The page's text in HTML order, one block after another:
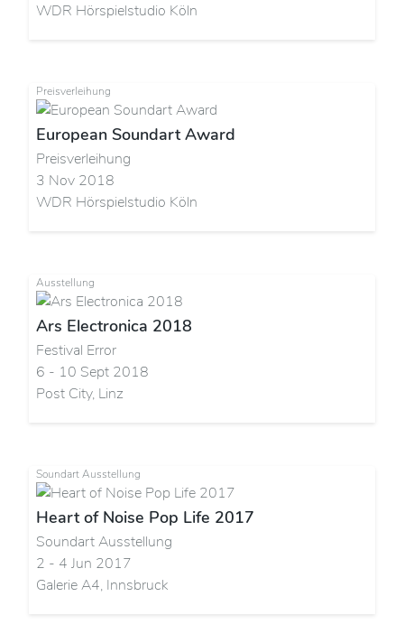
WDR Hörspielstudio Köln
Preisverleihung
European Soundart Award
Preisverleihung
3 Nov 2018
WDR Hörspielstudio Köln
Ausstellung
Ars Electronica 2018
Festival Error
6 - 10 Sept 2018
Post City, Linz
Soundart Ausstellung
Heart of Noise Pop Life 2017
Soundart Ausstellung
2 - 4 Jun 2017
Galerie A4, Innsbruck